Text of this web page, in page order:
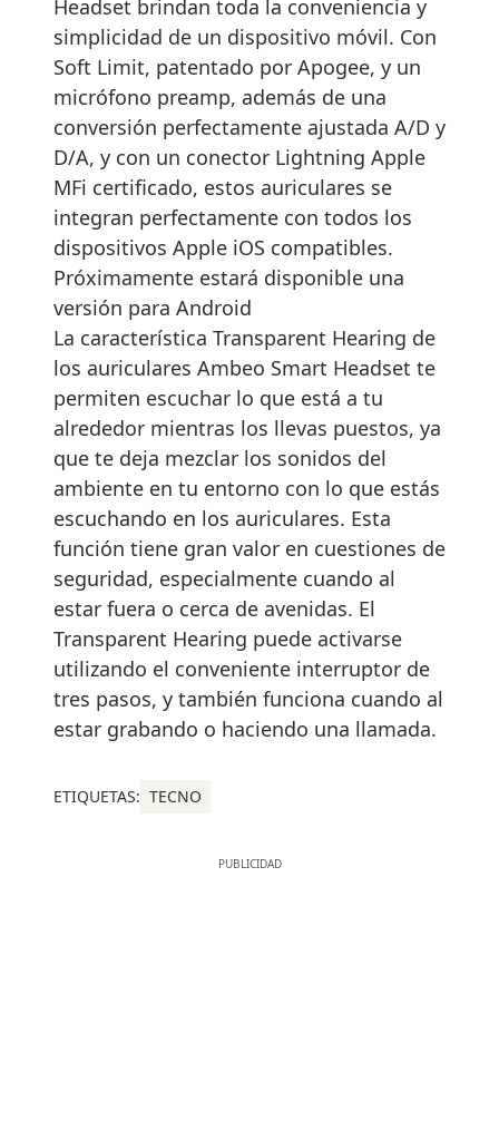
Headset brindan toda la conveniencia y
simplicidad de un dispositivo móvil. Con
Soft Limit, patentado por Apogee, y un
micrófono preamp, además de una
conversión perfectamente ajustada A/D y
D/A, y con un conector Lightning Apple
MFi certificado, estos auriculares se
integran perfectamente con todos los
dispositivos Apple iOS compatibles.
Próximamente estará disponible una
versión para Android
La característica Transparent Hearing de
los auriculares Ambeo Smart Headset te
permiten escuchar lo que está a tu
alrededor mientras los llevas puestos, ya
que te deja mezclar los sonidos del
ambiente en tu entorno con lo que estás
escuchando en los auriculares. Esta
función tiene gran valor en cuestiones de
seguridad, especialmente cuando al
estar fuera o cerca de avenidas. El
Transparent Hearing puede activarse
utilizando el conveniente interruptor de
tres pasos, y también funciona cuando al
estar grabando o haciendo una llamada.
ETIQUETAS: TECNO